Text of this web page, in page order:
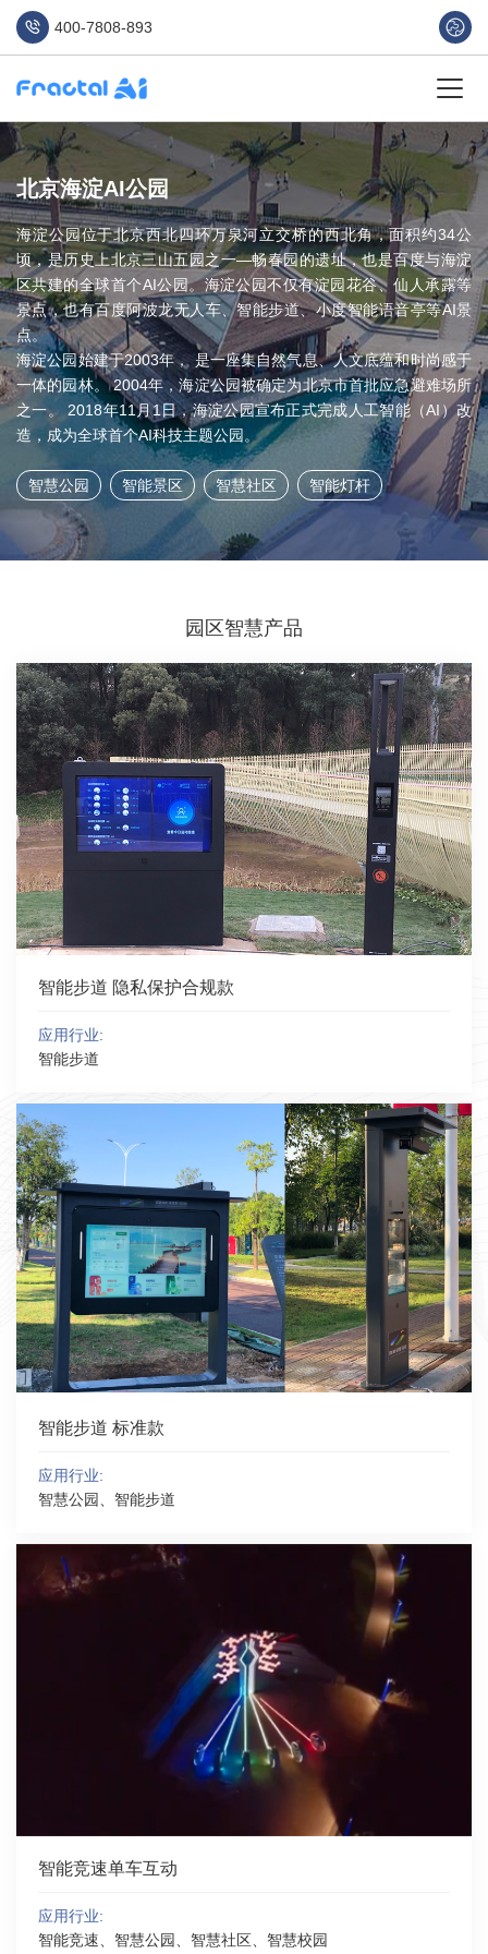
400-7808-893
北京海淀AI公园
海淀公园位于北京西北四环万泉河立交桥的西北角，面积约34公
顷，是历史上北京三山五园之一—畅春园的遗址，也是百度与海淀
区共建的全球首个AI公园。海淀公园不仅有淀园花谷、仙人承露等
景点，也有百度阿波龙无人车、智能步道、小度智能语音亭等AI景
点。
海淀公园始建于2003年， 是一座集自然气息、人文底蕴和时尚感于
一体的园林。 2004年，海淀公园被确定为北京市首批应急避难场所
之一。 2018年11月1日，海淀公园宣布正式完成人工智能（AI）改
造，成为全球首个AI科技主题公园。
智慧公园 智能景区 智慧社区 智能灯杆
园区智慧产品
智能步道 隐私保护合规款
应用行业:
智能步道
智能步道 标准款
应用行业:
智慧公园、智能步道
智能竞速单车互动
应用行业:
智能竞速、智慧公园、智慧社区、智慧校园